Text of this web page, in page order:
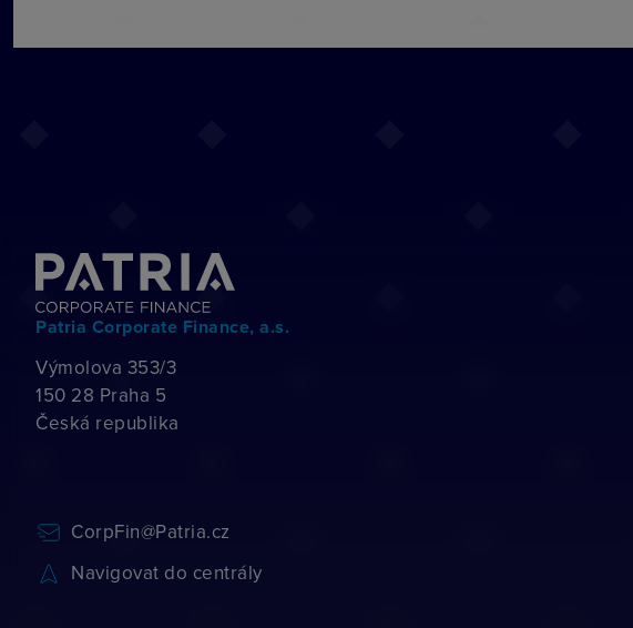
Patria Corporate Finance, a.s.
Výmolova 353/3
150 28 Praha 5
Česká republika
CorpFin@Patria.cz
Navigovat do centrály